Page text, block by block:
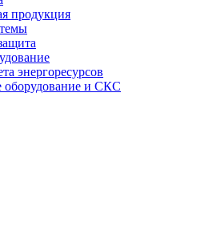
продукция
энергоресурсов
оборудование и СКС